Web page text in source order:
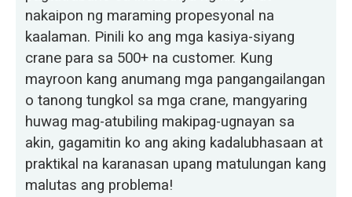
nakaipon ng maraming propesyonal na
kaalaman. Pinili ko ang mga kasiya-siyang
crane para sa 500+ na customer. Kung
mayroon kang anumang mga pangangailangan
o tanong tungkol sa mga crane, mangyaring
huwag mag-atubiling makipag-ugnayan sa
akin, gagamitin ko ang aking kadalubhasaan at
praktikal na karanasan upang matulungan kang
malutas ang problema!